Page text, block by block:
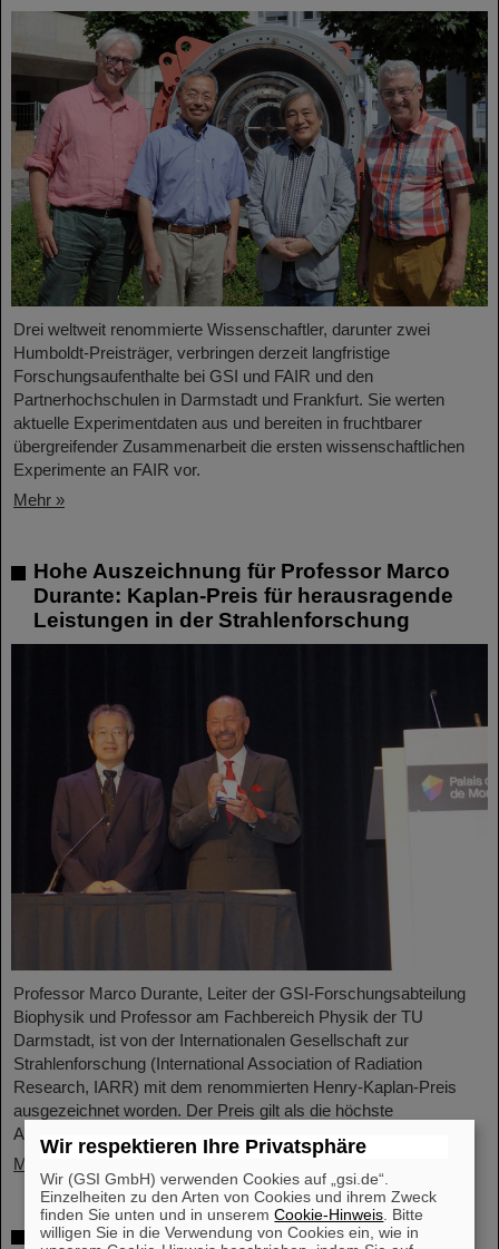
Drei weltweit renommierte Wissenschaftler, darunter zwei
Humboldt-Preisträger, verbringen derzeit langfristige
Forschungsaufenthalte bei GSI und FAIR und den
Partnerhochschulen in Darmstadt und Frankfurt. Sie werten
aktuelle Experimentdaten aus und bereiten in fruchtbarer
übergreifender Zusammenarbeit die ersten wissenschaftlichen
Experimente an FAIR vor.
Mehr »
Hohe Auszeichnung für Professor Marco
Durante: Kaplan-Preis für herausragende
Leistungen in der Strahlenforschung
Professor Marco Durante, Leiter der GSI-Forschungsabteilung
Biophysik und Professor am Fachbereich Physik der TU
Darmstadt, ist von der Internationalen Gesellschaft zur
Strahlenforschung (International Association of Radiation
Research, IARR) mit dem renommierten Henry-Kaplan-Preis
ausgezeichnet worden. Der Preis gilt als die höchste
Auszeichnung der Strahlenforschung...
Mehr »
Hoffnung auf Entwicklung einer
Wir respektieren Ihre Privatsphäre
Wir (GSI GmbH) verwenden Cookies auf „gsi.de“.
Einzelheiten zu den Arten von Cookies und ihrem Zweck
finden Sie unten und in unseremCookie-Hinweis . Bitte
willigen Sie in die Verwendung von Cookies ein, wie in